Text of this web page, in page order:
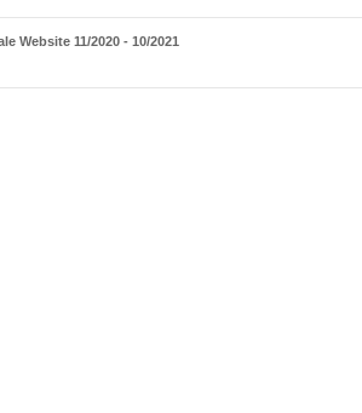
Website 11/2020 - 10/2021